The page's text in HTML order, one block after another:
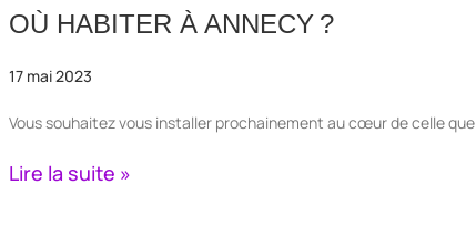
OÙ HABITER À ANNECY ?
17 mai 2023
Vous souhaitez vous installer prochainement au cœur de celle que
Lire la suite »